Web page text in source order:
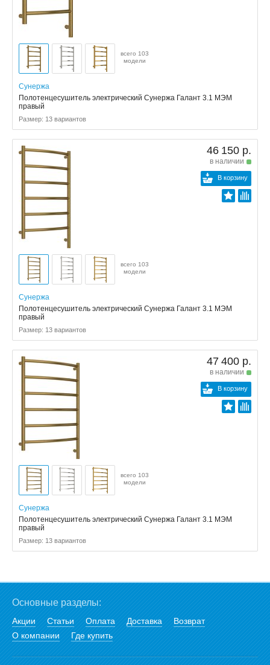
всего 103
модели
Сунержа
Полотенцесушитель электрический Сунержа Галант 3.1 МЭМ
правый
Размер: 13 вариантов
46 150 р.
в наличии
В корзину
всего 103
модели
Сунержа
Полотенцесушитель электрический Сунержа Галант 3.1 МЭМ
правый
Размер: 13 вариантов
47 400 р.
в наличии
В корзину
всего 103
модели
Сунержа
Полотенцесушитель электрический Сунержа Галант 3.1 МЭМ
правый
Размер: 13 вариантов
Основные разделы:
Акции Статьи Оплата Доставка
Возврат
О компании
Где купить